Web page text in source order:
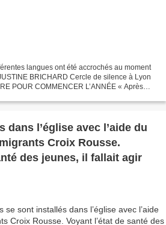
langues ont été accrochés au moment
BRICHARD Cercle de silence à Lyon
POUR COMMENCER L’ANNÉE « Après
dans l’église avec l’aide du
Croix Rousse.
des jeunes, il fallait agir